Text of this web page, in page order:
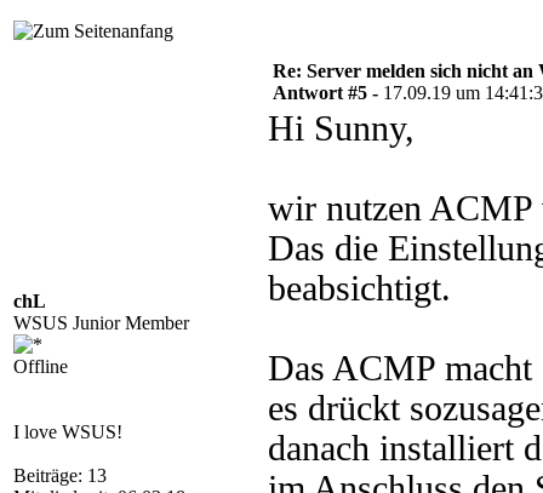
chL
WSUS Junior Member
Offline
I love WSUS!
Beiträge: 13
Re: Server melden sich nicht an
Antwort #5 - 17.09.19 um
Hi Sunny,
wir nutzen ACMP
Das die
beabsichtigt.
Das ACMP macht
es drückt
danach installiert